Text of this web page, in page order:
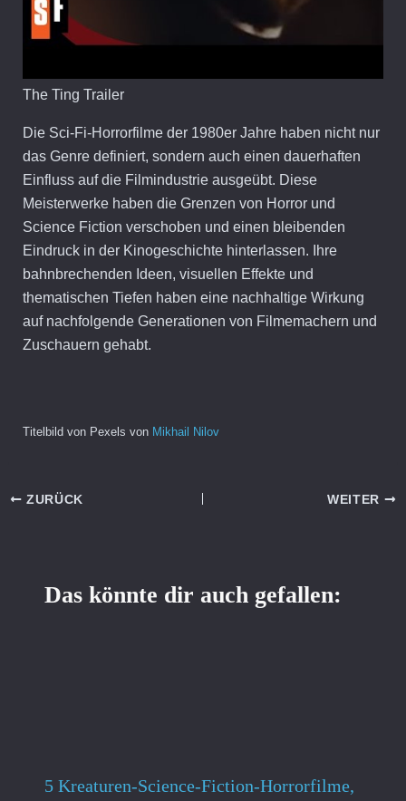
The Ting Trailer
Die Sci-Fi-Horrorfilme der 1980er Jahre haben nicht nur
das Genre definiert, sondern auch einen dauerhaften
Einfluss auf die Filmindustrie ausgeübt. Diese
Meisterwerke haben die Grenzen von Horror und
Science Fiction verschoben und einen bleibenden
Eindruck in der Kinogeschichte hinterlassen. Ihre
bahnbrechenden Ideen, visuellen Effekte und
thematischen Tiefen haben eine nachhaltige Wirkung
auf nachfolgende Generationen von Filmemachern und
Zuschauern gehabt.
Titelbild von Pexels von Mikhail Nilov
ZURÜCK WEITER
Das könnte dir auch gefallen:
5 Kreaturen-Science-Fiction-Horrorfilme,